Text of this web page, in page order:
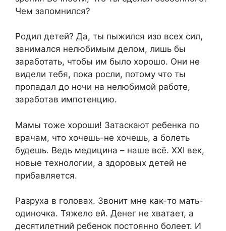
Чем запомнился?
Родил детей? Да, ты пыжился изо всех сил,
занимался нелюбимым делом, лишь бы
заработать, чтобы им было хорошо. Они не
видели тебя, пока росли, потому что ты
пропадал до ночи на нелюбимой работе,
заработав импотенцию.
Мамы тоже хороши! Затаскают ребенка по
врачам, что хочешь-не хочешь, а болеть
будешь. Ведь медицина – наше всё. XXI век,
новые технологии, а здоровых детей не
прибавляется.
Разруха в головах. Звонит мне как-то мать-
одиночка. Тяжело ей. Денег не хватает, а
десятилетний ребенок постоянно болеет. И